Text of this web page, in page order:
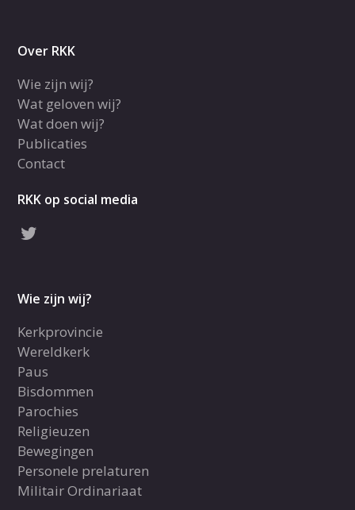
Over RKK
Wie zijn wij?
Wat geloven wij?
Wat doen wij?
Publicaties
Contact
RKK op social media
Wie zijn wij?
Kerkprovincie
Wereldkerk
Paus
Bisdommen
Parochies
Religieuzen
Bewegingen
Personele prelaturen
Militair Ordinariaat